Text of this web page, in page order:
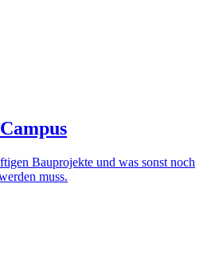
Bau­pro­jekte und was sonst noch
muss.